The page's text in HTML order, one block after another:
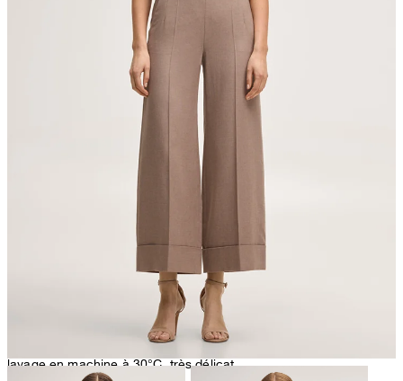
nettoyage à sec avec perchloréthylène, délicat
lavage en machine à 30°C, très délicat